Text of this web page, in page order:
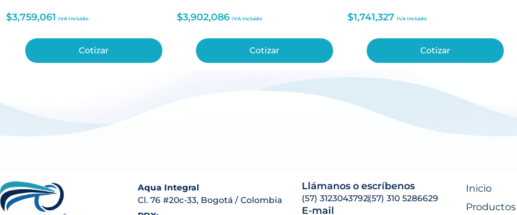
$3,759,061 IVA Incluido
Cotizar
$3,902,086 IVA Incluido
Cotizar
$1,741,327 IVA Incluido
Cotizar
Aqua Integral
Cl. 76 #20c-33, Bogotá / Colombia
Llámanos o escríbenos
(57) 3123043792(57) 310 5286629
E-mail
Inicio
Productos